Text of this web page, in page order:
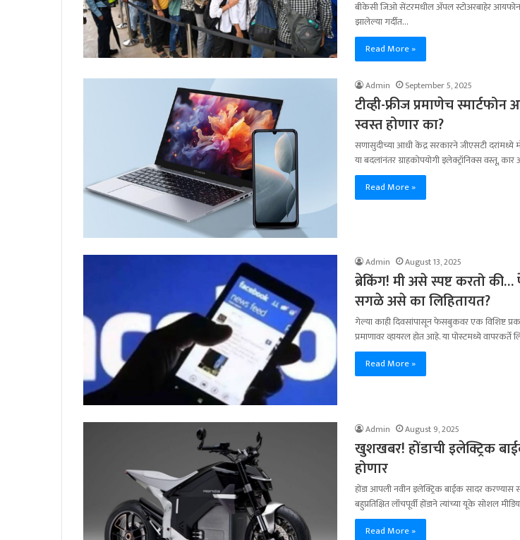
बीकेसी जिओ सेंटरमधील ॲपल स्टोअरबाहेर आयफोन
झालेल्या गर्दीत…
Read More »
Admin September 5, 2025
टीव्ही-फ्रीज प्रमाणेच
स्वस्त होणार का?
सणासुदीच्या आधी केंद्र सरकारने जीएसटी
या बदलांनंतर ग्राहकोपयोगी इलेक्ट्रॉनिक्स वस्तू,
Read More »
Admin August 13, 2025
ब्रेकिंग! मी असे स्पष्ट करतो
सगळे असे का लिहितायत?
गेल्या काही दिवसांपासून फेसबुकवर एक विशिष्ट
प्रमाणावर व्हायरल होत आहे. या पोस्टमध्ये
Read More »
Admin August 9, 2025
खुशखबर! होंडाची इलेक्ट्रिक
होणार
होंडा आपली नवीन इलेक्ट्रिक बाईक सादर करण्यास
बहुप्रतिक्षित लॉंचपूर्वी होंडाने त्यांच्या यूके सोशल
Read More »